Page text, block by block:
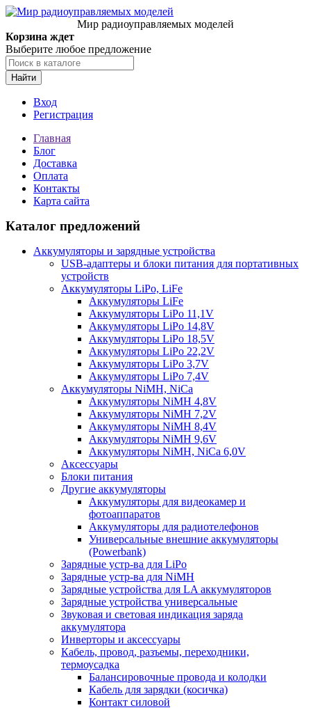
Мир радиоуправляемых моделей
Корзина ждет
Выберите любое предложение
Найти
Вход
Регистрация
Главная
Блог
Доставка
Оплата
Контакты
Карта сайта
Каталог предложений
Аккумуляторы и зарядные устройства
USB-адаптеры и блоки питания для портативных
устройств
Аккумуляторы LiPo, LiFe
Аккумуляторы LiFe
Аккумуляторы LiPo 11,1V
Аккумуляторы LiPo 14,8V
Аккумуляторы LiPo 18,5V
Аккумуляторы LiPo 22,2V
Аккумуляторы LiPo 3,7V
Аккумуляторы LiPo 7,4V
Аккумуляторы NiMH, NiCa
Аккумуляторы NiMH 4,8V
Аккумуляторы NiMH 7,2V
Аккумуляторы NiMH 8,4V
Аккумуляторы NiMH 9,6V
Аккумуляторы NiMH, NiCa 6,0V
Аксессуары
Блоки питания
Другие аккумуляторы
Аккумуляторы для видеокамер и
фотоаппаратов
Аккумуляторы для радиотелефонов
Универсальные внешние аккумуляторы
(Powerbank)
Зарядные устр-ва для LiPo
Зарядные устр-ва для NiMH
Зарядные устройства для LA аккумуляторов
Зарядные устройства универсальные
Звуковая и световая индикация заряда
аккумулятора
Инверторы и аксессуары
Кабель, провод, разъемы, переходники,
термоусадка
Балансировочные провода и колодки
Кабель для зарядки (косичка)
Контакт силовой